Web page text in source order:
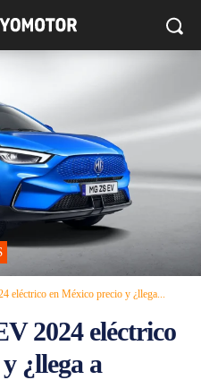
eléctrico en México precio y ¿llega...
2024 eléctrico
¿llega a